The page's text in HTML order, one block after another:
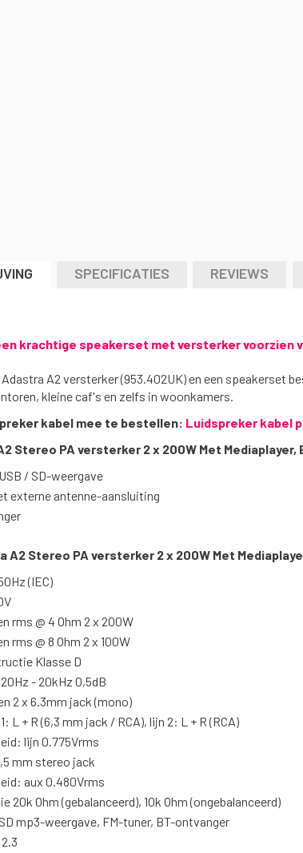
SPECIFICATIES REVIEWS
krachtige speakerset met versterker voorzien
A2 versterker (953.402UK) en een speakerset
kleine caf's en zelfs in woonkamers.
kabel mee te bestellen: Luidspreker kabel
Stereo PA versterker 2 x 200W Met
/ SD-weergave
externe antenne-aansluiting
Stereo PA versterker 2 x 200W Met
(IEC)
rms @ 4 Ohm 2 x 200W
rms @ 8 Ohm 2 x 100W
Klasse D
- 20kHz 0,5dB
2 x 6.3mm jack (mono)
L + R (6,3 mm jack / RCA), lijn 2: L + R (RCA)
lijn 0.775Vrms
mm stereo jack
aux 0.480Vrms
20k Ohm (gebalanceerd), 10k Ohm (ongebalanceerd)
mp3-weergave, FM-tuner, BT-ontvanger